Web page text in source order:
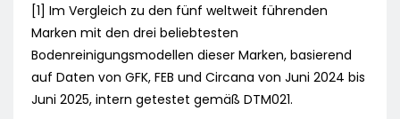
[1] Im Vergleich zu den fünf weltweit führenden
Marken mit den drei beliebtesten
Bodenreinigungsmodellen dieser Marken, basierend
auf Daten von GFK, FEB und Circana von Juni 2024 bis
Juni 2025, intern getestet gemäß DTM021.